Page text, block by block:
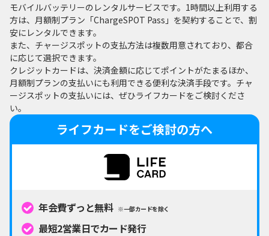
モバイルバッテリーのレンタルサービスです。1時間以上利用する
方は、月額制プラン「ChargeSPOT Pass」を契約することで、割
安にレンタルできます。
また、チャージスポットの支払方法は複数用意されており、都合
に応じて選択できます。
クレジットカードは、決済金額に応じてポイントがたまるほか、
月額制プランの支払いにも利用できる便利な決済手段です。チャ
ージスポットの支払いには、ぜひライフカードをご検討くださ
い。
ライフカードをご検討の方へ
年会費ずっと無料 ※一部カードを除く
最短2営業日でカード発行